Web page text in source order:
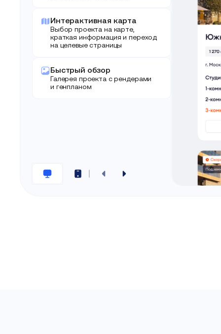
Интерактивная карта
Выбор проекта на карте,
краткая информация и переход
на целевые страницы
Быстрый обзор
Галерея проекта с рендерами
и генпланом